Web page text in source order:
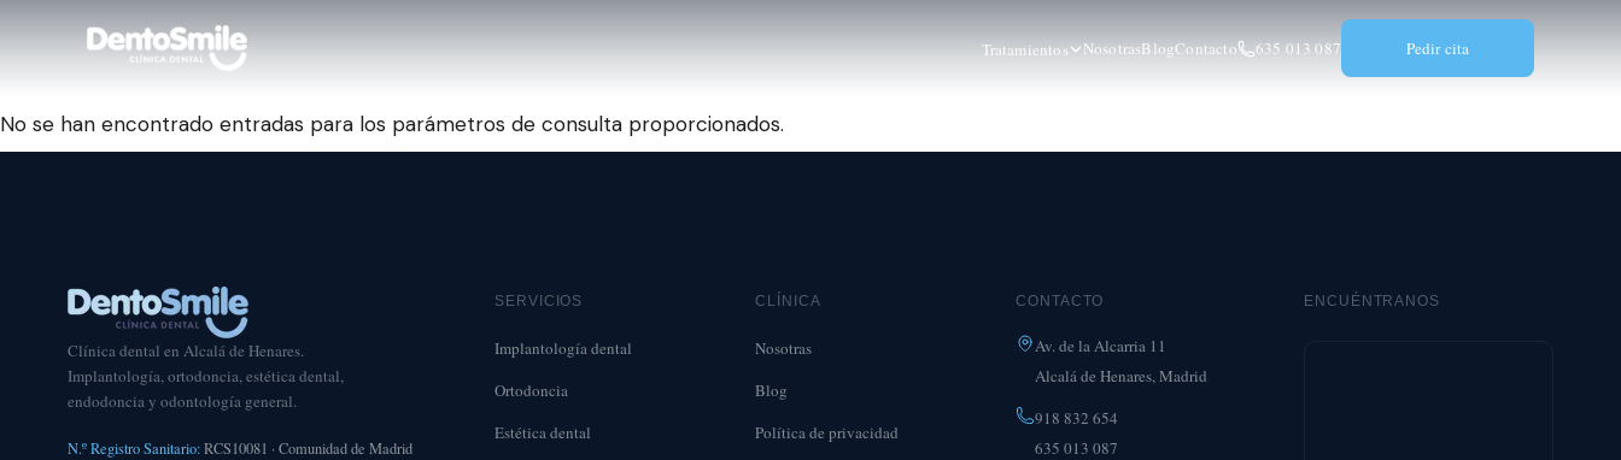
Tratamientos NosotrasBlogContacto 635 013 087 Pedir cita
No se han encontrado entradas para los parámetros de consulta proporcionados.
Clínica dental en Alcalá de Henares.
Implantología, ortodoncia, estética dental,
endodoncia y odontología general.
N.º Registro Sanitario:RCS10081 · Comunidad de Madrid
SERVICIOS
Implantología dental
Ortodoncia
Estética dental
CLÍNICA
Nosotras
Blog
Política de privacidad
CONTACTO
Av. de la Alcarria 11
Alcalá de Henares, Madrid
918 832 654
635 013 087
ENCUÉNTRANOS